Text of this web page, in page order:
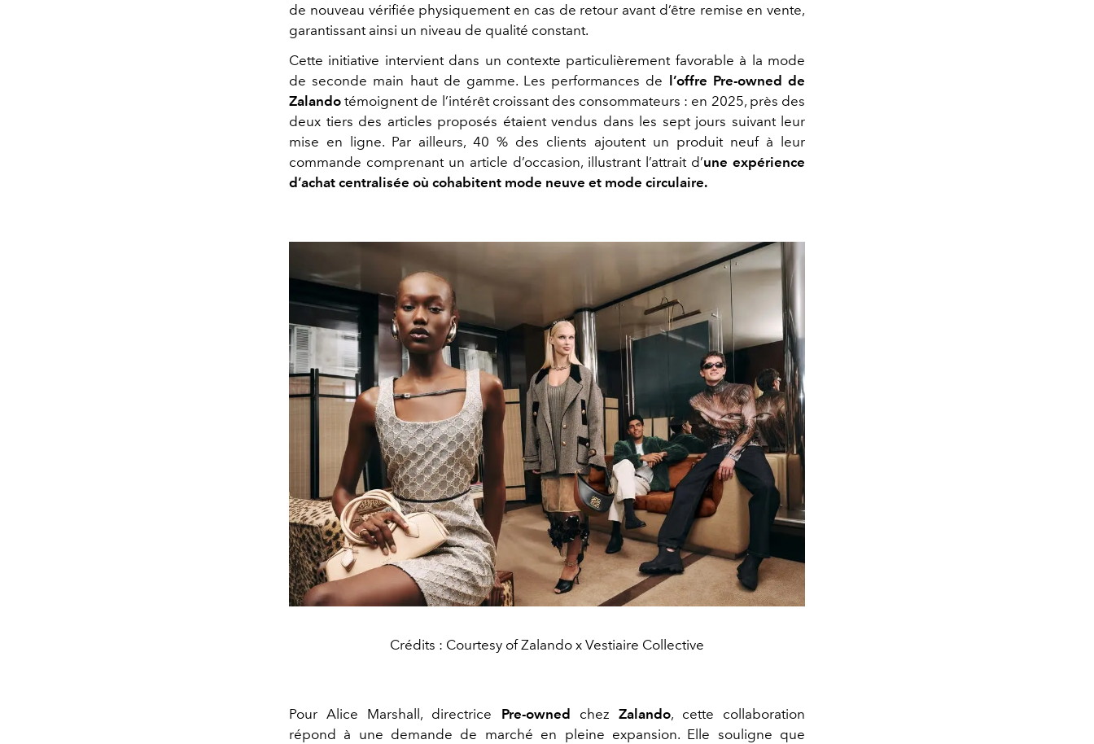
de nouveau vérifiée physiquement en cas de retour avant d’être remise en vente,
garantissant ainsi un niveau de qualité constant.
Cette initiative intervient dans un contexte particulièrement favorable à la mode
de seconde main haut de gamme. Les performances de l’offre Pre-owned de
Zalando témoignent de l’intérêt croissant des consommateurs : en 2025, près des
deux tiers des articles proposés étaient vendus dans les sept jours suivant leur
mise en ligne. Par ailleurs, 40 % des clients ajoutent un produit neuf à leur
commande comprenant un article d’occasion, illustrant l’attrait d’une expérience
d’achat centralisée où cohabitent mode neuve et mode circulaire.
Crédits : Courtesy of Zalando x Vestiaire Collective
Pour Alice Marshall, directrice Pre-owned chez Zalando, cette collaboration
répond à une demande de marché en pleine expansion. Elle souligne que